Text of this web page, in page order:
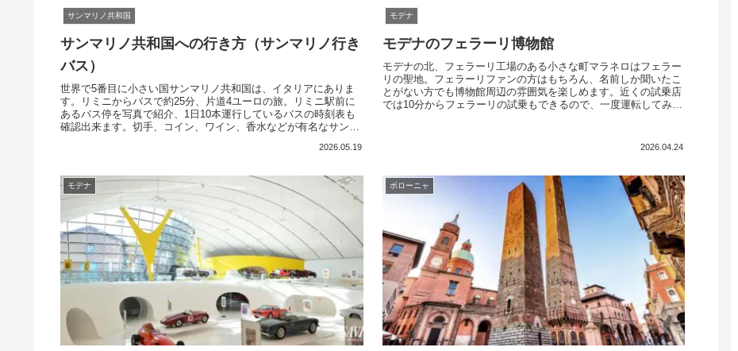
サンマリノ共和国
サンマリノ共和国への行き方（サンマリノ行き
バス）
世界で5番目に小さい国サンマリノ共和国は、イタリアにありま
す。リミニからバスで約25分、片道4ユーロの旅。リミニ駅前に
あるバス停を写真で紹介、1日10本運行しているバスの時刻表も
確認出来ます。切手、コイン、ワイン、香水などが有名なサンマ
2026.05.19
モデナ
モデナのフェラーリ博物館
モデナの北、フェラーリ工場のある小さな町マラネロはフェラー
リの聖地。フェラーリファンの方はもちろん、名前しか聞いたこ
とがない方でも博物館周辺の雰囲気を楽しめます。近くの試乗店
では10分からフェラーリの試乗もできるので、一度運転してみた
2026.04.24
モデナ ボローニャ